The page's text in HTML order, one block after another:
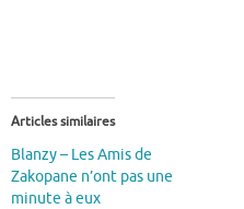
Articles similaires
Blanzy – Les Amis de
Zakopane n’ont pas une
minute à eux